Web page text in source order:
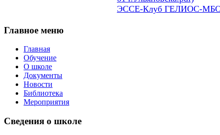
ЭССЕ-Клуб ГЕЛИОС-
Главное меню
Главная
Обучение
О школе
Документы
Новости
Библиотека
Мероприятия
Сведения о школе